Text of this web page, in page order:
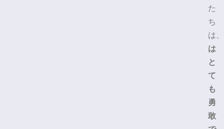
た
ち
は
は
と
て
も
勇
敢